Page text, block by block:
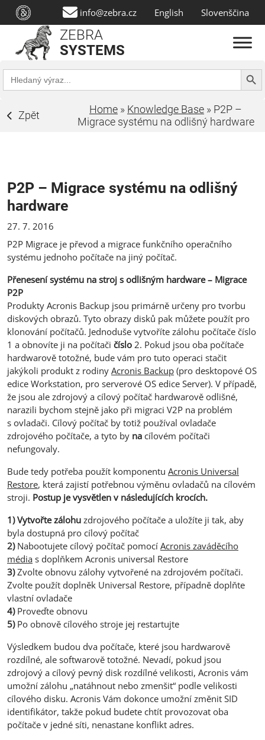
info@zebra.cz English Slovenščina
ZEBRA
SYSTEMS
Search
for:
Search
Zpět Home » Knowledge Base » P2P –
Migrace systému na odlišný hardware
P2P – Migrace systému na odlišný
hardware
27. 7. 2016
P2P Migrace je převod a migrace funkčního operačního
systému jednoho počítače na jiný počítač.
Přenesení systému na stroj s odlišným hardware – Migrace
P2P
Produkty Acronis Backup jsou primárně určeny pro tvorbu
diskových obrazů. Tyto obrazy disků pak můžete použít pro
klonování počítačů. Jednoduše vytvoříte zálohu počítače číslo
1 a obnovíte ji na počítači číslo 2. Pokud jsou oba počítače
hardwarově totožné, bude vám pro tuto operaci stačit
jakýkoli produkt z rodiny Acronis Backup (pro desktopové OS
edice Workstation, pro serverové OS edice Server). V případě,
že jsou ale zdrojový a cílový počítač hardwarově odlišné,
narazili bychom stejně jako při migraci V2P na problém
s ovladači. Cílový počítač by totiž používal ovladače
zdrojového počítače, a tyto by na cílovém počítači
nefungovaly.
Bude tedy potřeba použít komponentu Acronis Universal
Restore, která zajistí potřebnou výměnu ovladačů na cílovém
stroji. Postup je vysvětlen v následujících krocích.
1) Vytvořte zálohu zdrojového počítače a uložíte ji tak, aby
byla dostupná pro cílový počítač
2)Nabootujete cílový počítač pomocí Acronis zaváděcího
média s doplňkem Acronis universal Restore
3)Zvolte obnovu zálohy vytvořené na zdrojovém počítači.
Zvolte použít doplněk Universal Restore, případně doplňte
vlastní ovladače
4)Proveďte obnovu
5)Po obnově cílového stroje jej restartujte
Výsledkem budou dva počítače, které jsou hardwarově
rozdílné, ale softwarově totožné. Nevadí, pokud jsou
zdrojový a cílový pevný disk rozdílné velikosti, Acronis vám
umožní zálohu „natáhnout nebo zmenšit“ podle velikosti
cílového disku. Acronis Vám dokonce umožní změnit SID
identifikátor, takže pokud budete chtít provozovat oba
počítače v jedné síti, nenastane konflikt adres.